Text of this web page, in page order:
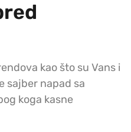
kao što su Vans i
sajber napad sa
koga kasne